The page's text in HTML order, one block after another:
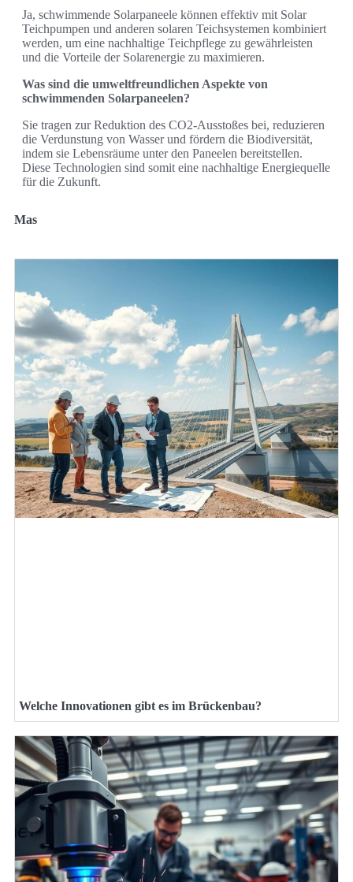
Ja, schwimmende Solarpaneele können effektiv mit Solar
Teichpumpen und anderen solaren Teichsystemen kombiniert
werden, um eine nachhaltige Teichpflege zu gewährleisten
und die Vorteile der Solarenergie zu maximieren.
Was sind die umweltfreundlichen Aspekte von
schwimmenden Solarpaneelen?
Sie tragen zur Reduktion des CO2-Ausstoßes bei, reduzieren
die Verdunstung von Wasser und fördern die Biodiversität,
indem sie Lebensräume unter den Paneelen bereitstellen.
Diese Technologien sind somit eine nachhaltige Energiequelle
für die Zukunft.
Mas
Welche Innovationen gibt es im Brückenbau?